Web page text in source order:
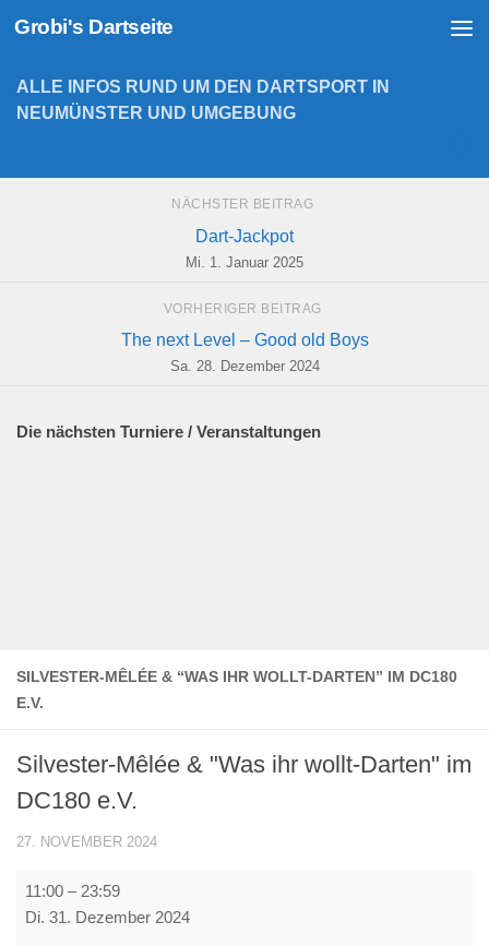
Zum Inhalt springen
Grobi's Dartseite
SILVESTER-MÊLÉE & “WAS IHR WOLLT-DARTEN” IM DC180
E.V.
Silvester-Mêlée & "Was ihr wollt-Darten" im
DC180 e.V.
27. NOVEMBER 2024
Silvester-
Mêlée
11:00 – 23:59
Di. 31. Dezember 2024
ALLE INFOS RUND UM DEN DARTSPORT IN
NEUMÜNSTER UND UMGEBUNG
NÄCHSTER BEITRAG
Dart-Jackpot
Mi. 1. Januar 2025
VORHERIGER BEITRAG
The next Level – Good old Boys
Sa. 28. Dezember 2024
Die nächsten Turniere / Veranstaltungen